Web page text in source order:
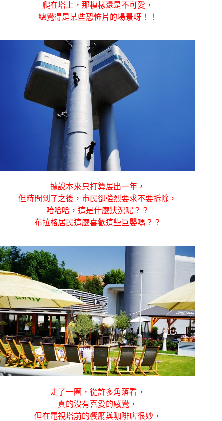
爬在塔上，那模樣還是不可愛，
總覺得是某些恐怖片的場景呀！！
據說本來只打算展出一年，
但時間到了之後，市民卻強烈要求不要拆除，
哈哈哈，這是什麼狀況呢？？
布拉格居民這麼喜歡這些巨嬰嗎？？
走了一圈，從許多角落看，
真的沒有喜愛的感覺，
但在電視塔前的餐廳與咖啡店很妙，